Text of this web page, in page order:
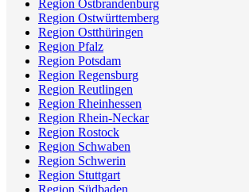
Region Ostbrandenburg
Region Ostwürttemberg
Region Ostthüringen
Region Pfalz
Region Potsdam
Region Regensburg
Region Reutlingen
Region Rheinhessen
Region Rhein-Neckar
Region Rostock
Region Schwaben
Region Schwerin
Region Stuttgart
Region Südbaden